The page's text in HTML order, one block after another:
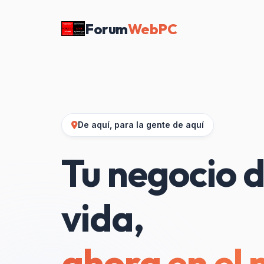
ForumWebPC
De aquí, para la gente de aquí
Tu negocio
vida,